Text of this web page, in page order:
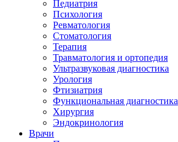
Педиатрия
Психология
Ревматология
Стоматология
Терапия
Травматология и ортопедия
Ультразвуковая диагностика
Урология
Фтизиатрия
Функциональная диагностика
Хирургия
Эндокринология
Врачи